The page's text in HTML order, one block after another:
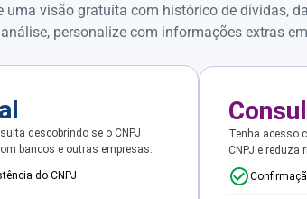
uma visão gratuita com histórico de dívidas,
personalize com informações extras
descobrindo se o CNPJ
bancos e outras empresas.
do CNPJ
Tenha acesso
CNPJ e reduza